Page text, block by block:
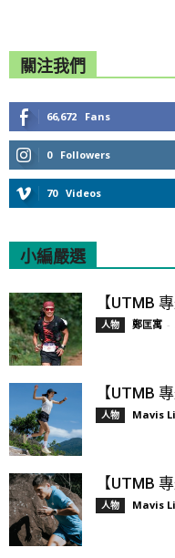
關注我們
66,672 Fans
0 Followers
70 Videos
小編嚴選
【UTMB
人物 鄭匡寓 -
【UTMB
人物 Mavis
【UTMB
人物 Mavis